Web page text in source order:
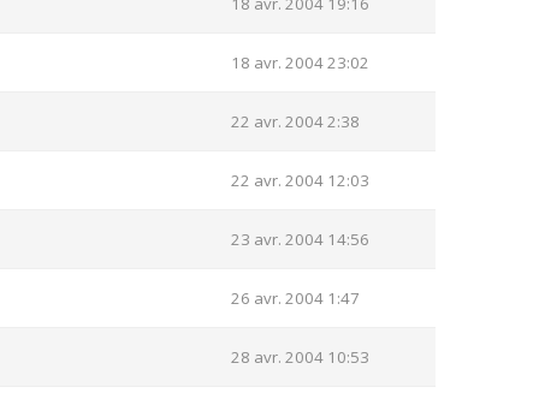
18 avr. 2004 23:02
22 avr. 2004 2:38
22 avr. 2004 12:03
23 avr. 2004 14:56
26 avr. 2004 1:47
28 avr. 2004 10:53